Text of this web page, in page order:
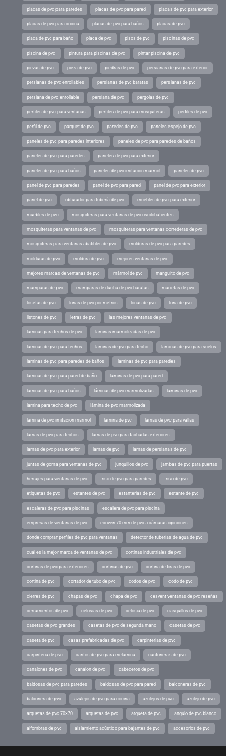
placas de pvc para paredes placas de pvc para pared placas de pvc para exterior
placas de pvc para cocina placas de pvc para baños placas de pvc
placa de pvc para baño placa de pvc pisos de pvc piscinas de pvc
piscina de pvc pintura para piscinas de pvc pintar piscina de pvc
piezas de pvc pieza de pvc piedras de pvc persianas de pvc para exterior
persianas de pvc enrollables persianas de pvc baratas persianas de pvc
persiana de pvc enrollable persiana de pvc pergolas de pvc
perfiles de pvc para ventanas perfiles de pvc para mosquiteras perfiles de pvc
perfil de pvc parquet de pvc paredes de pvc paneles espejo de pvc
paneles de pvc para paredes interiores paneles de pvc para paredes de baños
paneles de pvc para paredes paneles de pvc para exterior
paneles de pvc para baños paneles de pvc imitacion marmol paneles de pvc
panel de pvc para paredes panel de pvc para pared panel de pvc para exterior
panel de pvc obturador para tubería de pvc muebles de pvc para exterior
muebles de pvc mosquiteras para ventanas de pvc oscilobatientes
mosquiteras para ventanas de pvc mosquiteras para ventanas correderas de pvc
mosquiteras para ventanas abatibles de pvc molduras de pvc para paredes
molduras de pvc moldura de pvc mejores ventanas de pvc
mejores marcas de ventanas de pvc mármol de pvc manguito de pvc
mamparas de pvc mamparas de ducha de pvc baratas macetas de pvc
losetas de pvc lonas de pvc por metros lonas de pvc lona de pvc
listones de pvc letras de pvc las mejores ventanas de pvc
laminas para techos de pvc laminas marmolizadas de pvc
laminas de pvc para techos laminas de pvc para techo laminas de pvc para suelos
laminas de pvc para paredes de baños laminas de pvc para paredes
laminas de pvc para pared de baño laminas de pvc para pared
laminas de pvc para baños láminas de pvc marmolizadas laminas de pvc
lamina para techo de pvc lámina de pvc marmolizada
lamina de pvc imitacion marmol lamina de pvc lamas de pvc para vallas
lamas de pvc para techos lamas de pvc para fachadas exteriores
lamas de pvc para exterior lamas de pvc lamas de persianas de pvc
juntas de goma para ventanas de pvc junquillos de pvc jambas de pvc para puertas
herrajes para ventanas de pvc friso de pvc para paredes friso de pvc
etiquetas de pvc estantes de pvc estanterias de pvc estante de pvc
escaleras de pvc para piscinas escalera de pvc para piscina
empresas de ventanas de pvc ecoven 70 mm de pvc 5 cámaras opiniones
donde comprar perfiles de pvc para ventanas detector de tuberías de agua de pvc
cuál es la mejor marca de ventanas de pvc cortinas industriales de pvc
cortinas de pvc para exteriores cortinas de pvc cortina de tiras de pvc
cortina de pvc cortador de tubo de pvc codos de pvc codo de pvc
cierres de pvc chapas de pvc chapa de pvc cesvent ventanas de pvc reseñas
cerramientos de pvc celosias de pvc celosia de pvc casquillos de pvc
casetas de pvc grandes casetas de pvc de segunda mano casetas de pvc
caseta de pvc casas prefabricadas de pvc carpinterias de pvc
carpinteria de pvc cantos de pvc para melamina cantoneras de pvc
canalones de pvc canalon de pvc cabeceros de pvc
baldosas de pvc para paredes baldosas de pvc para pared balconeras de pvc
balconera de pvc azulejos de pvc para cocina azulejos de pvc azulejo de pvc
arquetas de pvc 70×70 arquetas de pvc arqueta de pvc angulo de pvc blanco
alfombras de pvc aislamiento acústico para bajantes de pvc accesorios de pvc